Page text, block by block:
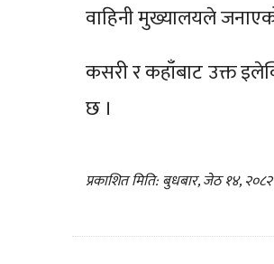
वाहिनी मुख्यालयले
कसरी र कहाँबाट उक्त
छ ।
प्रकाशित मिति: बुधबार, जेठ १४, २०८२